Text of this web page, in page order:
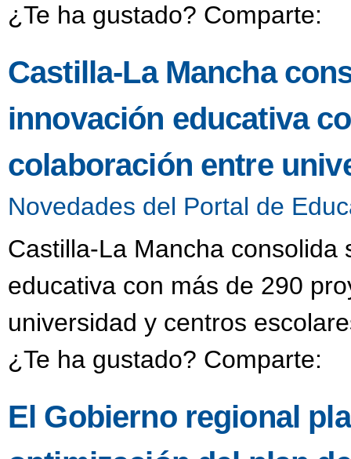
¿Te ha gustado? Comparte:
Castilla-La Mancha
innovación educativa
colaboración entre
Novedades del Portal de
Castilla-La Mancha
educativa con más de 290
universidad y centros
¿Te ha gustado? Comparte:
El Gobierno regional